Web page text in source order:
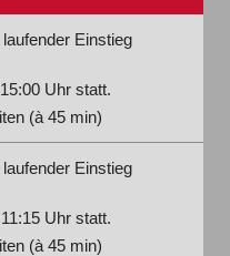
laufender Einstieg
Uhr statt.
(à 45 min)
laufender Einstieg
Uhr statt.
(à 45 min)